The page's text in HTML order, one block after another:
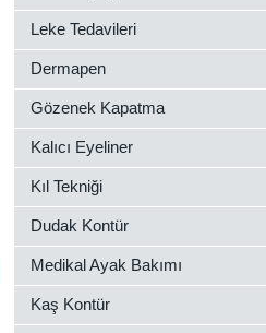
Leke Tedavileri
Dermapen
Gözenek Kapatma
Kalıcı Eyeliner
Kıl Tekniği
Dudak Kontür
Medikal Ayak Bakımı
Kaş Kontür